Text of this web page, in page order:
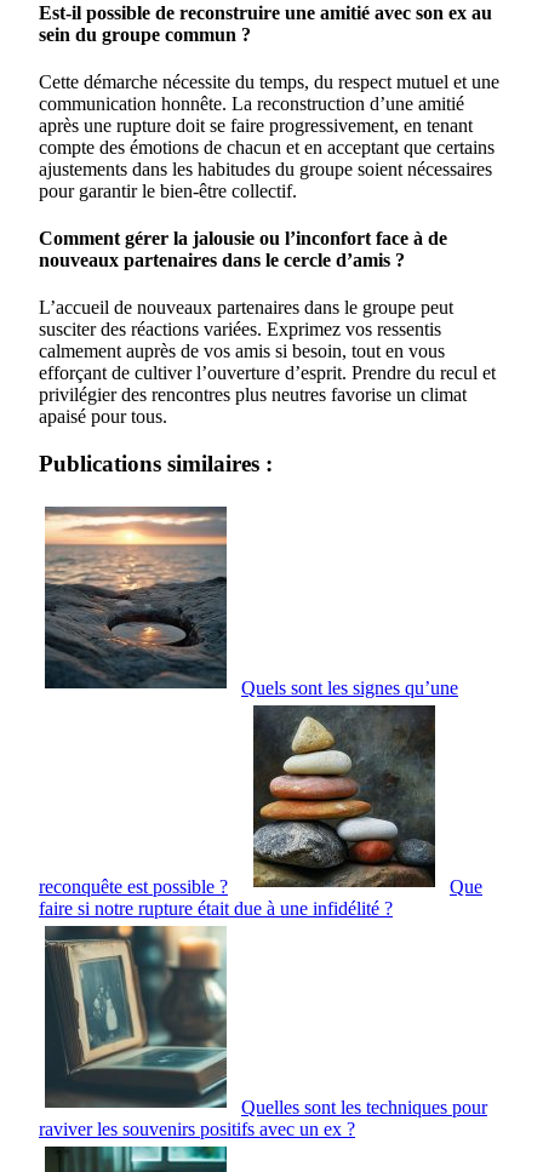
Est-il possible de reconstruire une amitié avec son ex au
sein du groupe commun ?
Cette démarche nécessite du temps, du respect mutuel et une
communication honnête. La reconstruction d’une amitié
après une rupture doit se faire progressivement, en tenant
compte des émotions de chacun et en acceptant que certains
ajustements dans les habitudes du groupe soient nécessaires
pour garantir le bien-être collectif.
Comment gérer la jalousie ou l’inconfort face à de
nouveaux partenaires dans le cercle d’amis ?
L’accueil de nouveaux partenaires dans le groupe peut
susciter des réactions variées. Exprimez vos ressentis
calmement auprès de vos amis si besoin, tout en vous
efforçant de cultiver l’ouverture d’esprit. Prendre du recul et
privilégier des rencontres plus neutres favorise un climat
apaisé pour tous.
Publications similaires :
Quels sont les signes qu’une
reconquête est possible ?
Que
faire si notre rupture était due à une infidélité ?
Quelles sont les techniques pour
raviver les souvenirs positifs avec un ex ?